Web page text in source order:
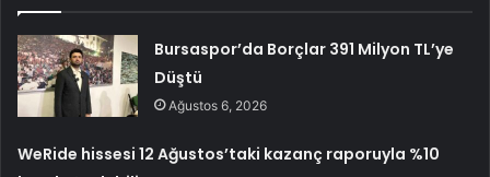
Bursaspor’da Borçlar 391 Milyon TL’ye
Düştü
Ağustos 6, 2026
WeRide hissesi 12 Ağustos’taki kazanç raporuyla %10